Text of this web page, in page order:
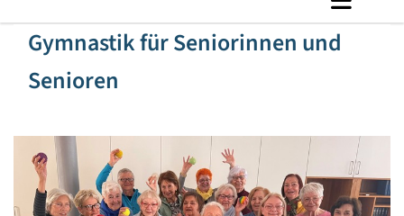
Gymnastik für Seniorinnen und
Senioren